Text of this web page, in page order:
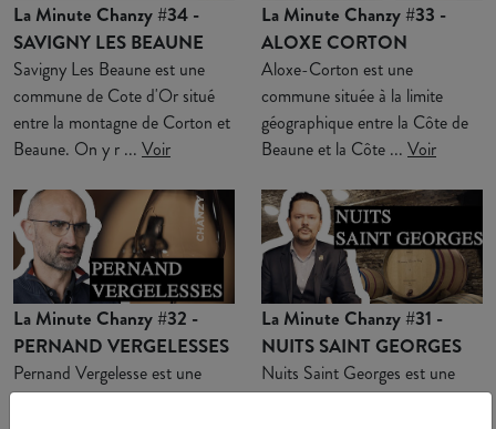
La Minute Chanzy #34 -
SAVIGNY LES BEAUNE
Savigny Les Beaune est une
commune de Cote d'Or situé
entre la montagne de Corton et
Beaune. On y r ... Voir
La Minute Chanzy #33 -
ALOXE CORTON
Aloxe-Corton est une
commune située à la limite
géographique entre la Côte de
Beaune et la Côte ... Voir
La Minute Chanzy #32 -
PERNAND VERGELESSES
Pernand Vergelesse est une
appellation située dans une
La Minute Chanzy #31 -
NUITS SAINT GEORGES
Nuits Saint Georges est une
commune bien connue des